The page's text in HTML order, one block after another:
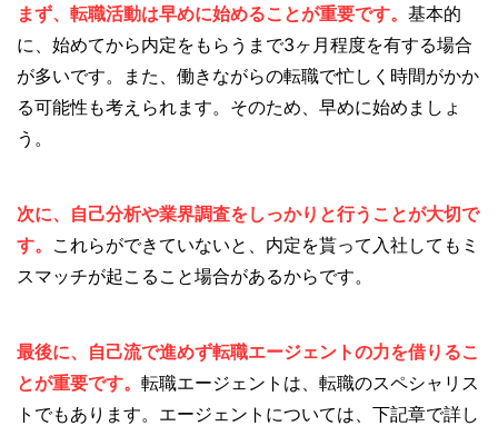
まず、転職活動は早めに始めることが重要です。 基本的
に、始めてから内定をもらうまで3ヶ月程度を有する場合
が多いです。また、働きながらの転職で忙しく時間がかか
る可能性も考えられます。そのため、早めに始めましょ
う。
次に、自己分析や業界調査をしっかりと行うことが大切で
す。 これらができていないと、内定を貰って入社してもミ
スマッチが起こること場合があるからです。
最後に、自己流で進めず転職エージェントの力を借りるこ
とが重要です。 転職エージェントは、転職のスペシャリス
トでもあります。エージェントについては、下記章で詳し